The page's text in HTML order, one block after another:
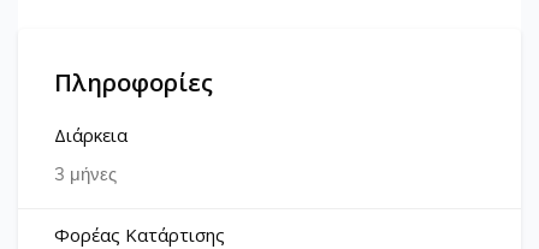
Πληροφορίες
Διάρκεια
3 μήνες
Φορέας Κατάρτισης